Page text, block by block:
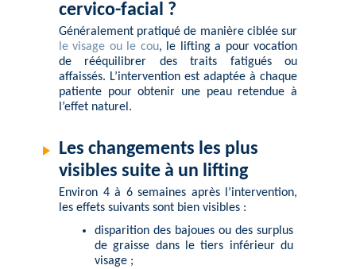
cervico-facial ?
Généralement pratiqué de manière ciblée sur
le visage ou le cou, le lifting a pour vocation
de rééquilibrer des traits fatigués ou
affaissés. L’intervention est adaptée à chaque
patiente pour obtenir une peau retendue à
l’effet naturel.
Les changements les plus
visibles suite à un lifting
Environ 4 à 6 semaines après l’intervention,
les effets suivants sont bien visibles :
disparition des bajoues ou des surplus
de graisse dans le tiers inférieur du
visage ;